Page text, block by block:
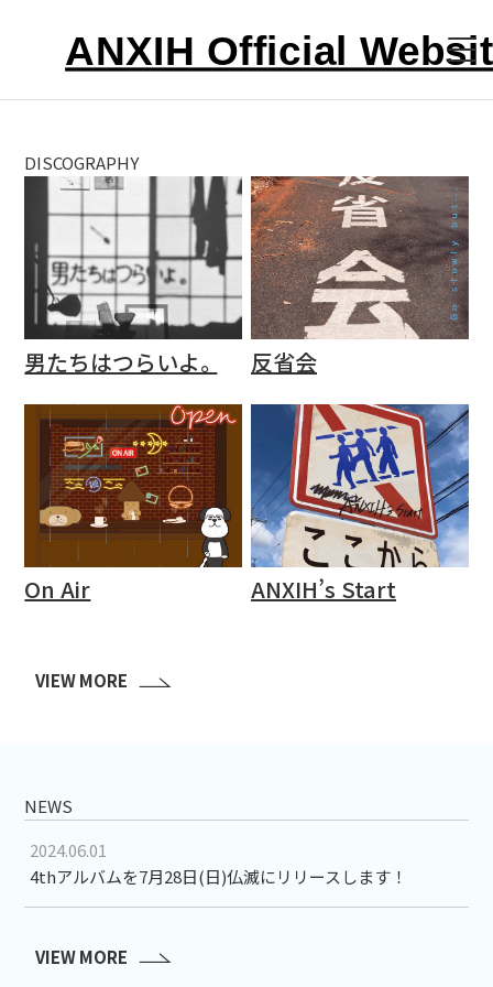
ABOUT
LIVE
VIDEO
DISCOGRAPHY
CONTACT
DISCOGRAPHY
男たちはつらいよ。 反省会
On Air ANXIH’s Start
VIEW MORE
NEWS
2024.06.01
4thアルバムを7月28日(日)仏滅にリリースします！
VIEW MORE